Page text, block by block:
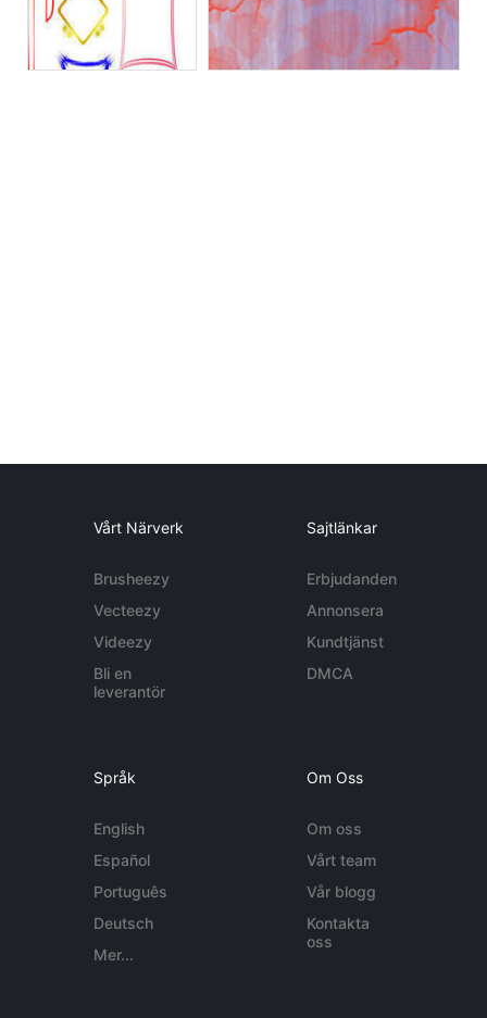
Vårt Närverk
Brusheezy
Vecteezy
Videezy
Bli en
leverantör
Sajtlänkar
Erbjudanden
Annonsera
Kundtjänst
DMCA
Språk
English
Español
Português
Deutsch
Mer...
Om Oss
Om oss
Vårt team
Vår blogg
Kontakta
oss